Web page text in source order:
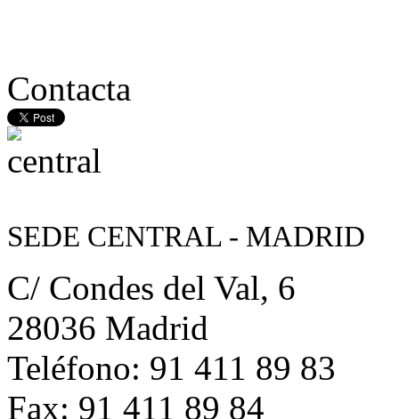
Contacta
SEDE CENTRAL - MADRID
C/ Condes del Val, 6
28036 Madrid
Teléfono: 91 411 89 83
Fax: 91 411 89 84